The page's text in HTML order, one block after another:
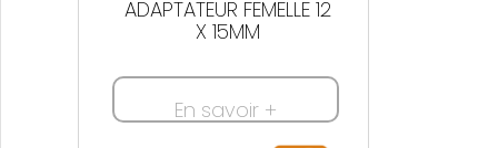
ADAPTATEUR FEMELLE 12
X 15MM
En savoir +